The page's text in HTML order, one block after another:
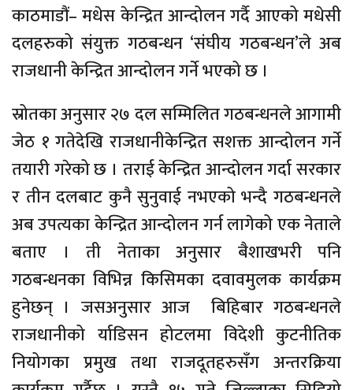
काठमाडौं– मधेस केन्द्रित आन्दोलन गर्दै आएको मधेसी
दलहरुको संयुक्त गठबन्धन ‘संघीय गठबन्धन’ले अब
राजधानी केन्द्रित आन्दोलन गर्ने भएको छ ।
स्रोतका अनुसार २७ दल सम्मिलित गठबन्धनले आगामी
जेठ १ गतेदेखि राजधानीकेन्द्रित सशक्त आन्दोलन गर्ने
तयारी गरेको छ । तराई केन्द्रित आन्दोलन गर्दा सरकार
र तीन दलबाट कुनै सुनुवाई नभएको भन्दै गठबन्धनले
अब उपत्यका केन्द्रित आन्दोलन गर्न लागेको एक नेताले
बताए । ती नेताका अनुसार बैशाखभरी पनि
गठबन्धनका विभिन्न किसिमका दवावमुलक कार्यक्रम
हुनेछन् । जसअनुसार आज बिहिबार गठबन्धनले
राजधानीको र्याडिसन होटलमा विदेशी कुटनीतिक
नियोगका प्रमुख तथा राजदूतहरुसँग अन्तरक्रिया